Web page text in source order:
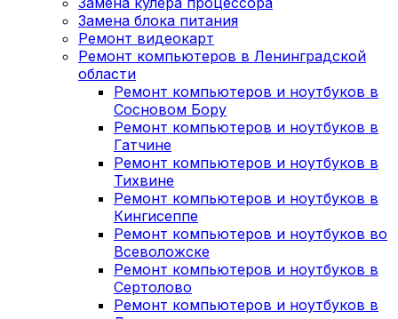
Замена блока питания
Ремонт видеокарт
Ремонт компьютеров в Ленинградской
области
Ремонт компьютеров и ноутбуков в
Сосновом Бору
Ремонт компьютеров и ноутбуков в
Гатчине
Ремонт компьютеров и ноутбуков в
Тихвине
Ремонт компьютеров и ноутбуков в
Кингисеппе
Ремонт компьютеров и ноутбуков во
Всеволожске
Ремонт компьютеров и ноутбуков в
Сертолово
Ремонт компьютеров и ноутбуков в